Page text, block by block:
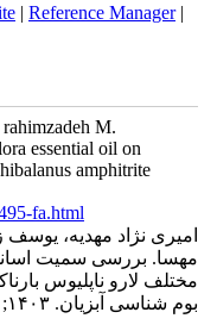
|Reference Manager
rahimzadeh M.
essential oil on
amphitrite
495-fa.html
امیری نژاد مهدیه، یوسف
مهسا. بررسی سمیت
بوم شناسی آبزیان. ۱۴۰۳; ۱۴ (۲) :۴۳-۵۱